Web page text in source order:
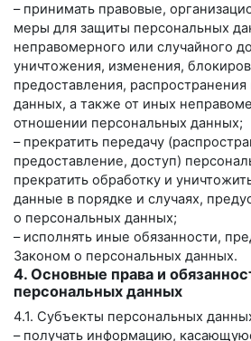
– принимать правовые,
меры для защиты персональных
неправомерного или случайного
уничтожения, изменения,
предоставления,
данных, а также от иных
отношении персональных данных;
– прекратить передачу
предоставление, доступ)
прекратить обработку и
данные в порядке и случаях,
о персональных данных;
– исполнять иные обязанности,
Законом о персональных данных.
4. Основные права и
персональных данных
4.1. Субъекты персональных
– получать информацию,